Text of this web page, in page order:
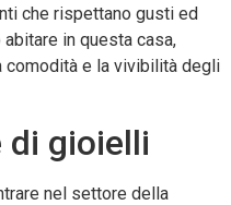
che rispettano gusti ed
in questa casa,
comodità e la vivibilità degli
di gioielli
nel settore della